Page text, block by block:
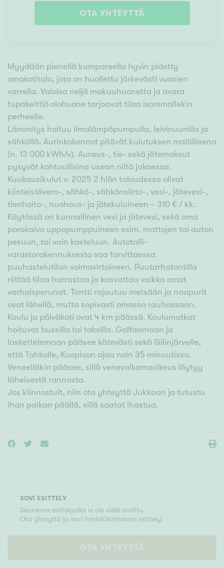
OTA YHTEYTTÄ
Myydään pienellä kumpareella hyvin pidetty
omakotitalo, jota on huollettu järkevästi vuosien
varrella. Valoisa neljä makuuhuonetta ja avara
tupakeittiö olohuone tarjoavat tilaa isommallekin
perheelle.
Lämmitys hoituu ilmalämpöpumpulla, leivinuunilla ja
sähköllä. Aurinkokennot pitävät kulutuksen maltillisena
(n. 13 000 kWh/v). Auraus-, tie- sekä jätemaksut
pysyvät kohtuullisina usean niitä jakaessa.
Kuukausikulut v. 2025 2 hlön taloudessa olivat
kiinteistövero-, sähkö-, sähkönsiirto-, vesi-, jätevesi-,
tienhoito-, nuohous- ja jätekuluineen ~ 310 € / kk.
Käytössä on kunnallinen vesi ja jätevesi, sekä oma
porakaivo uppopumppuineen esim. mattojen tai auton
pesuun, tai vain kasteluun. Autotalli-
varastorakennuksesta saa tarvittaessa
puuhastelutilan voimavirtoineen. Puutarhatontilla
riittää tilaa harrastaa ja kasvattaa vaikka omat
varhaisperunat. Tontti rajautuu metsään ja naapurit
ovat lähellä, mutta sopivasti omassa rauhassaan.
Koulu ja päiväkoti ovat 4 km päässä. Koulumatkat
hoituvat bussilla tai taksilla. Golfaamaan ja
laskettelemaan pääsee kätevästi sekä Siilinjärvelle,
että Tahkolle, Kuopioon ajaa noin 35 minuutissa.
Veneelläkin pääsee, sillä venevalkamaoikeus löytyy
läheisestä rannasta.
Jos kiinnostuit, niin ota yhteyttä Jukkaan ja tutustu
ihan paikan päällä, sillä saatat ihastua.
SOVI ESITTELY
Seuraava esittelyaika ei ole vielä sovittu.
Ota yhteyttä ja sovi henkilökohtainen esittely!
OTA YHTEYTTÄ